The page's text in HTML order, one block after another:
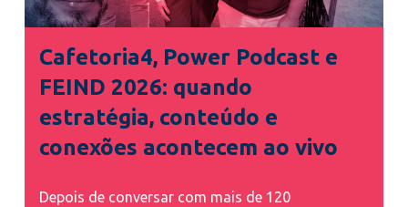
Cafetoria4, Power Podcast e
FEIND 2026: quando
estratégia, conteúdo e
conexões acontecem ao vivo
Depois de conversar com mais de 120